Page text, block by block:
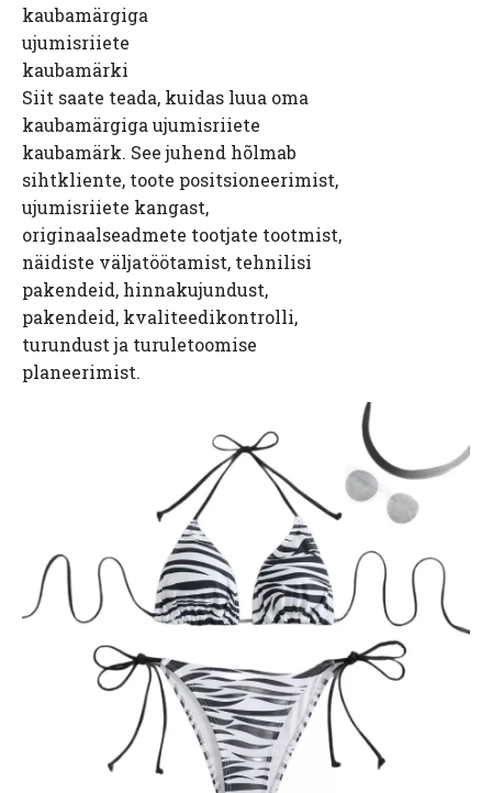
kaubamärgiga
ujumisriiete
kaubamärki
Siit saate teada, kuidas luua oma
kaubamärgiga ujumisriiete
kaubamärk. See juhend hõlmab
sihtkliente, toote positsioneerimist,
ujumisriiete kangast,
originaalseadmete tootjate tootmist,
näidiste väljatöötamist, tehnilisi
pakendeid, hinnakujundust,
pakendeid, kvaliteedikontrolli,
turundust ja turuletoomise
planeerimist.